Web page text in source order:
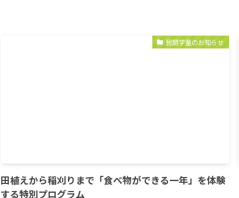
民間学童のお知らせ
田植えから稲刈りまで「食べ物ができる一年」を体験
する特別プログラム